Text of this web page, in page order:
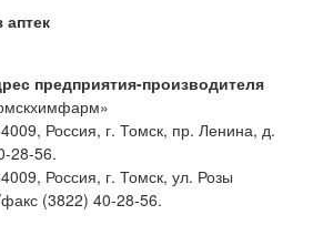
аптек
предприятия-производителя
Россия, г. Томск, пр. Ленина, д.
28-56.
Россия, г. Томск, ул. Розы
(3822) 40-28-56.